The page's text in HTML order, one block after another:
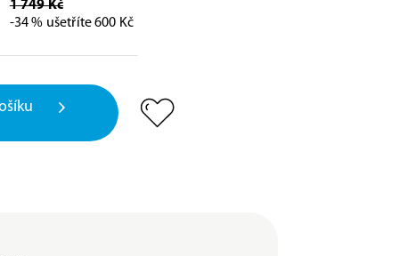
1 749 Kč
-34 % ušetříte 600 Kč